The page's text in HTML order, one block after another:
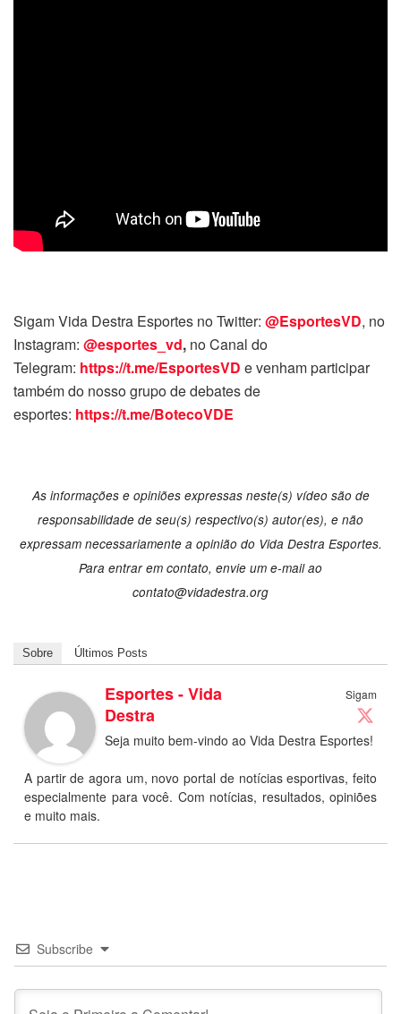
Sigam Vida Destra Esportes no Twitter: @EsportesVD, no
Instagram: @esportes_vd, no Canal do
Telegram: https://t.me/EsportesVD e venham participar
também do nosso grupo de debates de
esportes: https://t.me/BotecoVDE
As informações e opiniões expressas neste(s) vídeo são de
responsabilidade de seu(s) respectivo(s) autor(es), e não
expressam necessariamente a opinião do Vida Destra Esportes.
Para entrar em contato, envie um e-mail ao
contato@vidadestra.org
Sobre Últimos Posts
Sigam
Esportes - Vida
Destra
Seja muito bem-vindo ao Vida Destra Esportes!
A partir de agora um, novo portal de notícias esportivas, feito
especialmente para você. Com notícias, resultados, opiniões
e muito mais.
Subscribe